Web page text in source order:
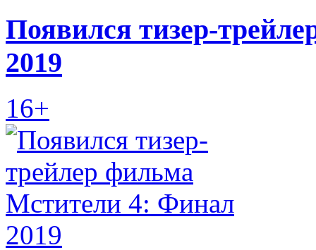
Появился тизер-
2019
16+